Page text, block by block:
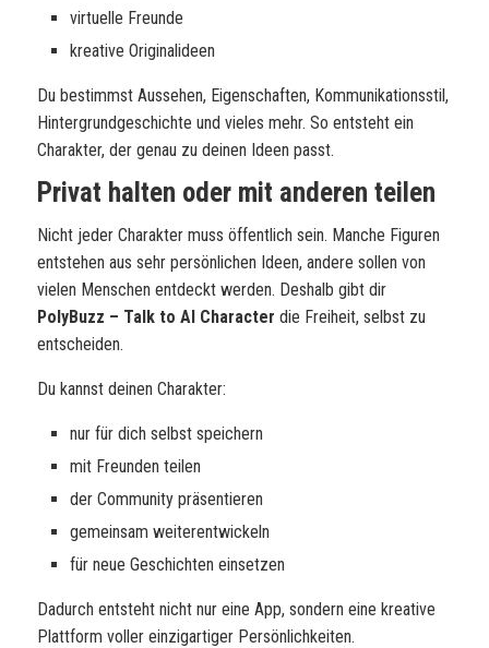
virtuelle Freunde
kreative Originalideen
Du bestimmst Aussehen, Eigenschaften, Kommunikationsstil,
Hintergrundgeschichte und vieles mehr. So entsteht ein
Charakter, der genau zu deinen Ideen passt.
Privat halten oder mit anderen teilen
Nicht jeder Charakter muss öffentlich sein. Manche Figuren
entstehen aus sehr persönlichen Ideen, andere sollen von
vielen Menschen entdeckt werden. Deshalb gibt dir
PolyBuzz – Talk to AI Character die Freiheit, selbst zu
entscheiden.
Du kannst deinen Charakter:
nur für dich selbst speichern
mit Freunden teilen
der Community präsentieren
gemeinsam weiterentwickeln
für neue Geschichten einsetzen
Dadurch entsteht nicht nur eine App, sondern eine kreative
Plattform voller einzigartiger Persönlichkeiten.